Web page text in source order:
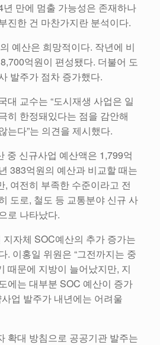
만에 멈출 가능성은 존재하나
진한 건 마찬가지란 분석이다.
예산은 희망적이다. 작년에 비
억원이 편성됐다. 더불어 도
발주가 점차 증가했다.
대 교수는 “도시재생 사업은 일
히 한정돼있다는 점을 감안해
는다”는 의견을 제시했다.
중 신규사업 예산액은 1,799억
383억원의 예산과 비교할 때는
, 여전히 부족한 수준이라고 전
도로, 철도 등 교통분야 신규 사
로 나타났다.
자체 SOC예산의 추가 증가는
. 이홍일 위원은 “그전까지는 중
때문에 지방이 늘어났지만, 지
에는 대부분 SOC 예산이 증가
업 발주가 내년에는 어려울
확대 방침으로 공공기관 발주는